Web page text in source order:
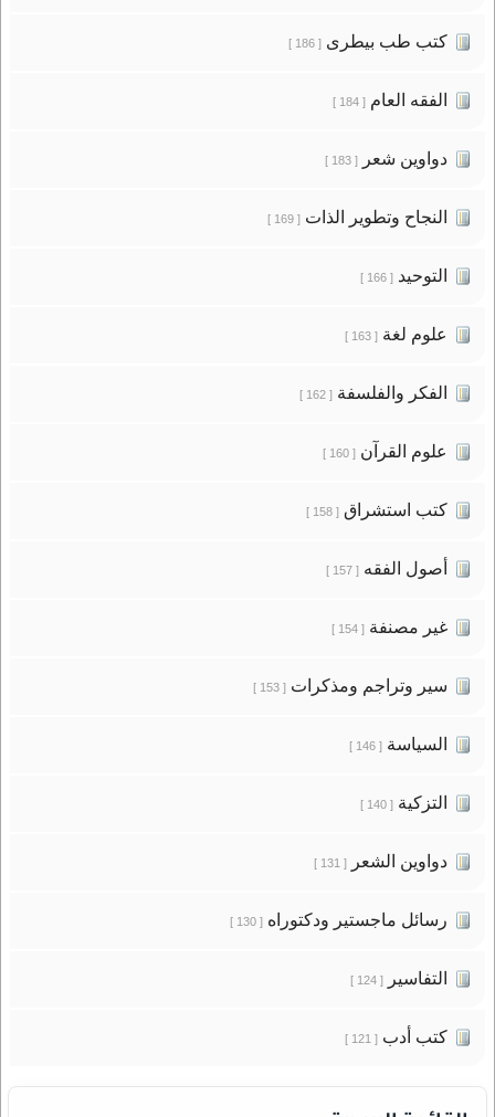
كتب طب بيطرى[ 186 ]
الفقه العام[ 184 ]
دواوين شعر[ 183 ]
النجاح وتطوير الذات[ 169 ]
التوحيد[ 166 ]
علوم لغة[ 163 ]
الفكر والفلسفة[ 162 ]
علوم القرآن[ 160 ]
كتب استشراق[ 158 ]
أصول الفقه[ 157 ]
غير مصنفة[ 154 ]
سير وتراجم ومذكرات[ 153 ]
السياسة[ 146 ]
التزكية[ 140 ]
دواوين الشعر[ 131 ]
رسائل ماجستير ودكتوراه[ 130 ]
التفاسير[ 124 ]
كتب أدب[ 121 ]